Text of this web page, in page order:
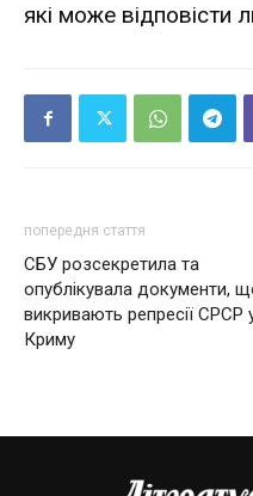
які може відповісти
попередня стаття
СБУ розсекретила та
опублікувала документи,
викривають репресії СРСР
Криму